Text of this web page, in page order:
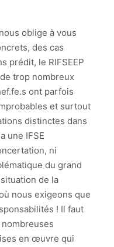
oblige à vous
des cas
prédit, le RIFSEEP
trop nombreux
ont parfois
et surtout
distinctes dans
une IFSE
ni
du grand
de la
nous exigeons que
! Il faut
en œuvre qui